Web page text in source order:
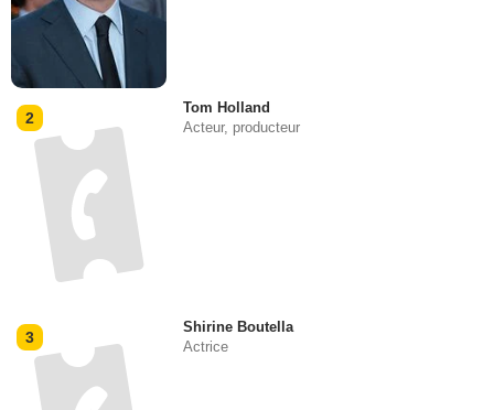
2
Tom Holland
Acteur, producteur
3
Shirine Boutella
Actrice